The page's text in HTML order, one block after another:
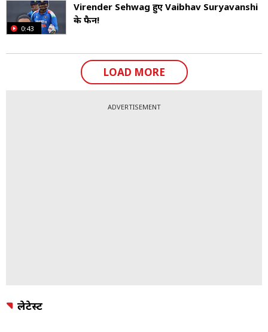
0:43
Virender Sehwag हुए Vaibhav Suryavanshi
के फैन!
LOAD MORE
ADVERTISEMENT
लेटेस्ट